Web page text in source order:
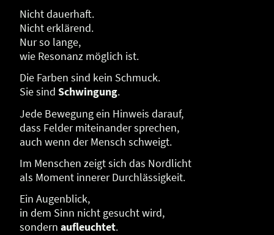
Nicht dauerhaft.
Nicht erklärend.
Nur so lange,
wie Resonanz möglich ist.
Die Farben sind kein Schmuck.
Sie sind Schwingung.
Jede Bewegung ein Hinweis darauf,
dass Felder miteinander sprechen,
auch wenn der Mensch schweigt.
Im Menschen zeigt sich das Nordlicht
als Moment innerer Durchlässigkeit.
Ein Augenblick,
in dem Sinn nicht gesucht wird,
sondern aufleuchtet.